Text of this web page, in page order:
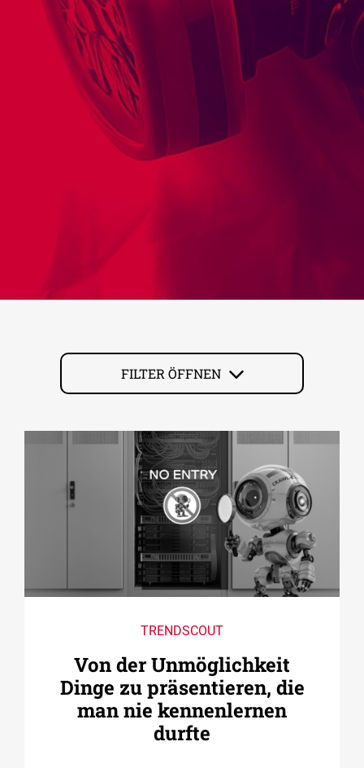
FILTER ÖFFNEN
TRENDSCOUT
Von der Unmöglichkeit
Dinge zu präsentieren, die
man nie kennenlernen
durfte